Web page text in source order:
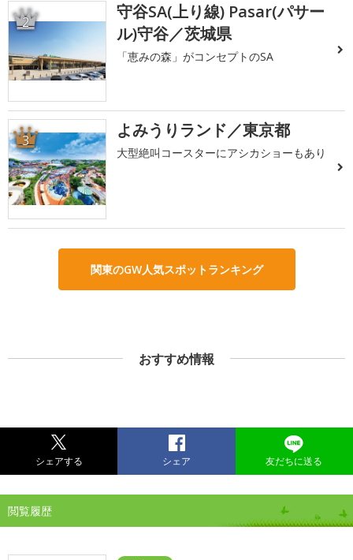
2
守谷SA(上り線) Pasar(パサー
ル)守谷／茨城県
「恵みの森」がコンセプトのSA
3 よみうりランド／東京都
大型絶叫コースターにアシカショーもあり
関東のGW人気スポットランキング
おすすめ情報
シェアする シェア 友だちに送る
閲覧履歴